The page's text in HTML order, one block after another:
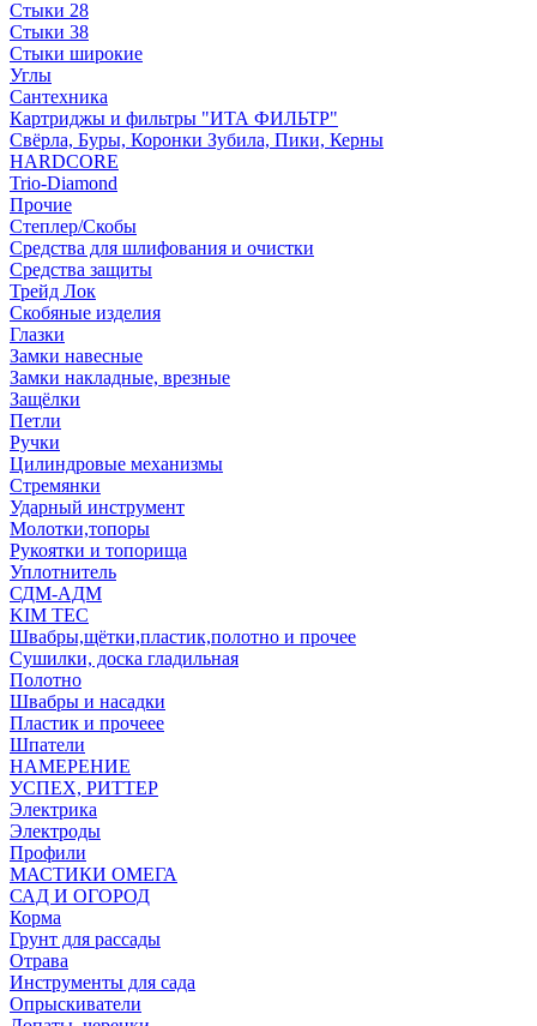
Стыки 28
Стыки 38
Стыки широкие
Углы
Сантехника
Картриджы и фильтры "ИТА ФИЛЬТР"
Свёрла, Буры, Коронки Зубила, Пики, Керны
HARDCORE
Trio-Diamond
Прочие
Степлер/Скобы
Средства для шлифования и очистки
Средства защиты
Трейд Лок
Скобяные изделия
Глазки
Замки навесные
Замки накладные, врезные
Защёлки
Петли
Ручки
Цилиндровые механизмы
Стремянки
Ударный инструмент
Молотки,топоры
Рукоятки и топорища
Уплотнитель
СДМ-АДМ
KIM TEC
Швабры,щётки,пластик,полотно и прочее
Сушилки, доска гладильная
Полотно
Швабры и насадки
Пластик и прочеее
Шпатели
НАМЕРЕНИЕ
УСПЕХ, РИТТЕР
Электрика
Электроды
Профили
МАСТИКИ ОМЕГА
САД И ОГОРОД
Корма
Грунт для рассады
Отрава
Инструменты для сада
Опрыскиватели